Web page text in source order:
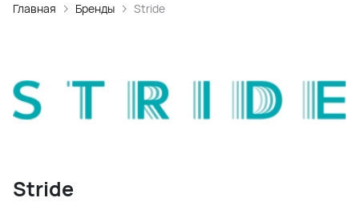
Главная Бренды Stride
Stride